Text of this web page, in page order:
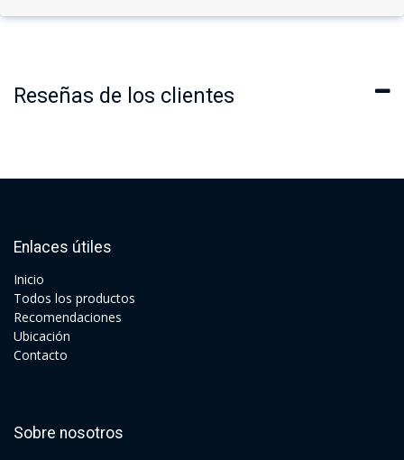
Reseñas de los clientes
Enlaces útiles
Ini​cio
Todos los productos
Recomendaciones
Ubicación
Contacto
Sobre nosotros